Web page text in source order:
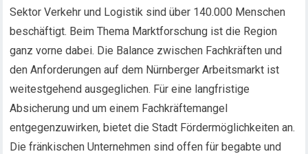
Sektor Verkehr und Logistik sind über 140.000 Menschen
beschäftigt. Beim Thema Marktforschung ist die Region
ganz vorne dabei. Die Balance zwischen Fachkräften und
den Anforderungen auf dem Nürnberger Arbeitsmarkt ist
weitestgehend ausgeglichen. Für eine langfristige
Absicherung und um einem Fachkräftemangel
entgegenzuwirken, bietet die Stadt Fördermöglichkeiten an.
Die fränkischen Unternehmen sind offen für begabte und